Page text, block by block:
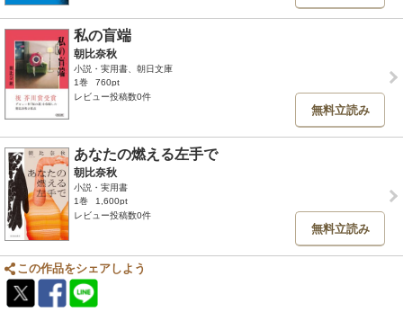
私の盲端
朝比奈秋
小説・実用書、朝日文庫
1巻
760pt
レビュー投稿数0件
無料立読み
あなたの燃える左手で
朝比奈秋
小説・実用書
1巻
1,600pt
レビュー投稿数0件
無料立読み
この作品をシェアしよう